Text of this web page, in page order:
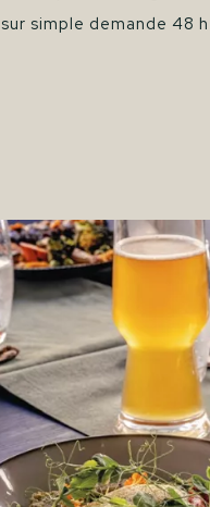
sur simple demande 48 h